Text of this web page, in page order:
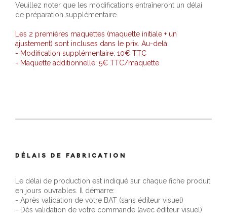
Veuillez noter que les modifications entraîneront un délai
de préparation supplémentaire.
Les 2 premières maquettes (maquette initiale + un
ajustement) sont incluses dans le prix. Au-delà:
- Modification supplémentaire: 10€ TTC
- Maquette additionnelle: 5€ TTC/maquette
DÉLAIS DE FABRICATION
Le délai de production est indiqué sur chaque fiche produit
en jours ouvrables. Il démarre:
- Après validation de votre BAT (sans éditeur visuel)
- Dès validation de votre commande (avec éditeur visuel)